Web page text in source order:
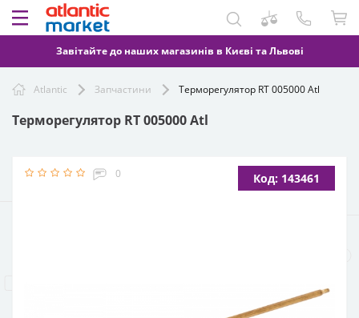
Завітайте до наших магазинів в Києві та Львові
Atlantic Запчастини Терморегулятор RT 005000 Atl
Терморегулятор RT 005000 Atl
0 Код: 143461